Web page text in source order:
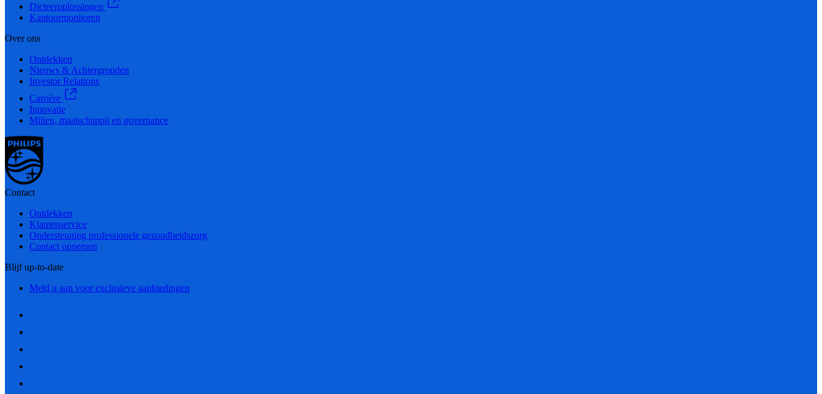
Dicteeroplossingen
Kantoormonitoren
Over ons
Ontdekken
Nieuws & Achtergronden
Investor Relations
Carrière
Innovatie
Milieu, maatschappij en governance
Contact
Ontdekken
Klantenservice
Ondersteuning professionele gezondheidszorg
Contact opnemen
Blijf up-to-date
Meld u aan voor exclusieve aanbiedingen